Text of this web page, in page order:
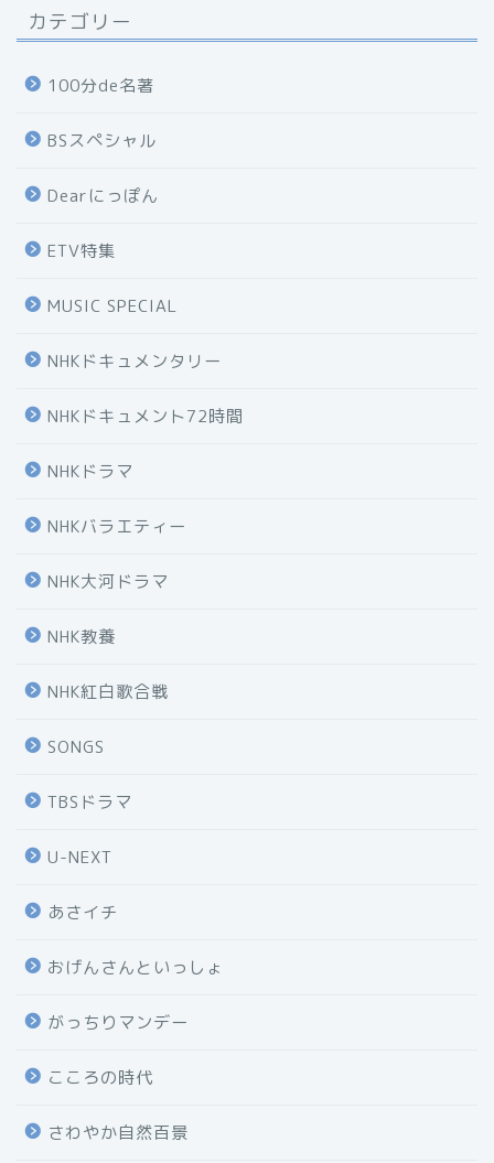
カテゴリー
100分de名著
BSスペシャル
Dearにっぽん
ETV特集
MUSIC SPECIAL
NHKドキュメンタリー
NHKドキュメント72時間
NHKドラマ
NHKバラエティー
NHK大河ドラマ
NHK教養
NHK紅白歌合戦
SONGS
TBSドラマ
U-NEXT
あさイチ
おげんさんといっしょ
がっちりマンデー
こころの時代
さわやか自然百景